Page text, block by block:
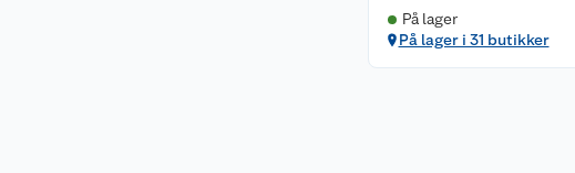
På lager
På lager i 31 butikker